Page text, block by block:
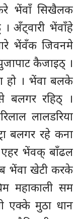
भेंवाँ सिखैलक
अँट्वारी भेंवाँहे
भेंवँक जिवनमे
कैजाइठ् ।
हो । भेंवा बलके
बलगर रहिठ् ।
लालडरिया
बलगर रहे कना
भेंवक् बाँढल
भेंवा खेटी करके
महाकाली सम
एक्के मुठा धान